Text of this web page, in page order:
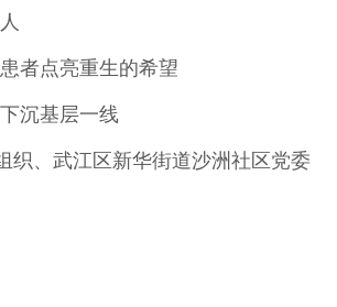
者点亮重生的希望
沉基层一线
、武江区新华街道沙洲社区党委